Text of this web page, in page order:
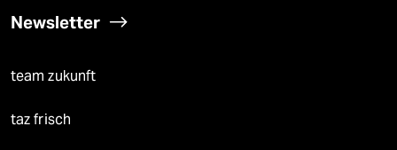
Newsletter
team zukunft
taz frisch